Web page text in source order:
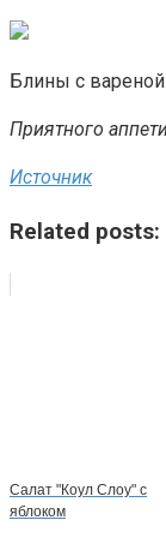
Блины с
Приятного
Источник
Related posts:
Салат "Коул Слоу" с
яблоком